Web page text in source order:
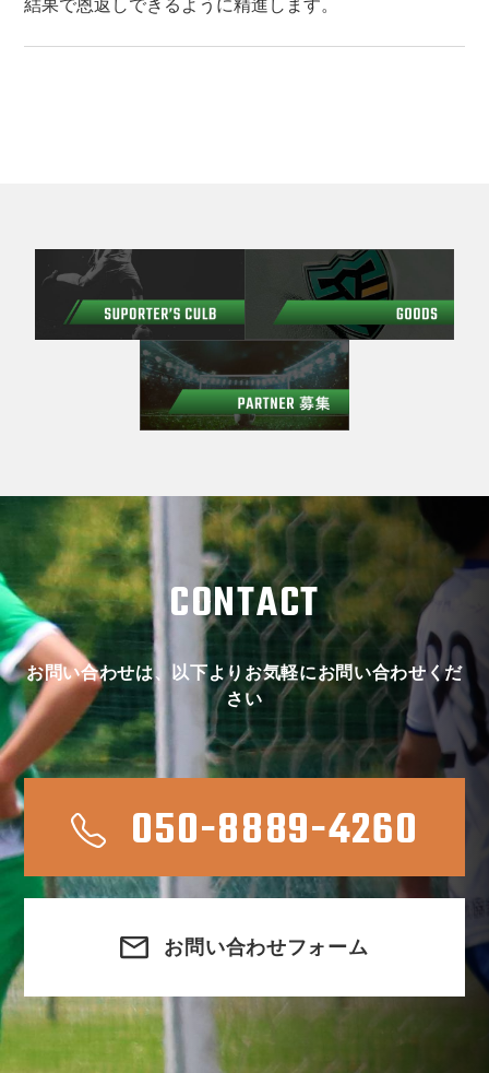
結果で恩返しできるように精進します。
CONTACT
お問い合わせは、以下よりお気軽にお問い合わせくだ
さい
050-8889-4260
お問い合わせフォーム